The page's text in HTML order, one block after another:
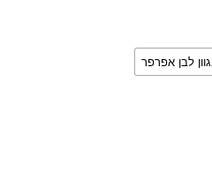
לבן אפרפר